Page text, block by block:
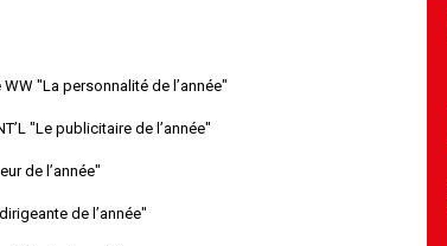
"La personnalité de l’année"
"Le publicitaire de l’année"
de l’année"
de l’année"